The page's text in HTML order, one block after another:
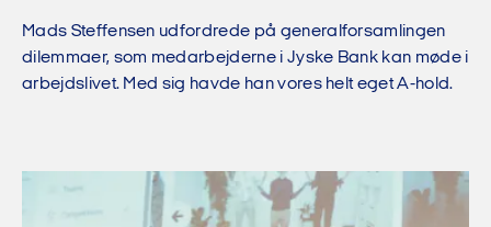
Mads Steffensen udfordrede på generalforsamlingen
dilemmaer, som medarbejderne i Jyske Bank kan møde i
arbejdslivet. Med sig havde han vores helt eget A-hold.